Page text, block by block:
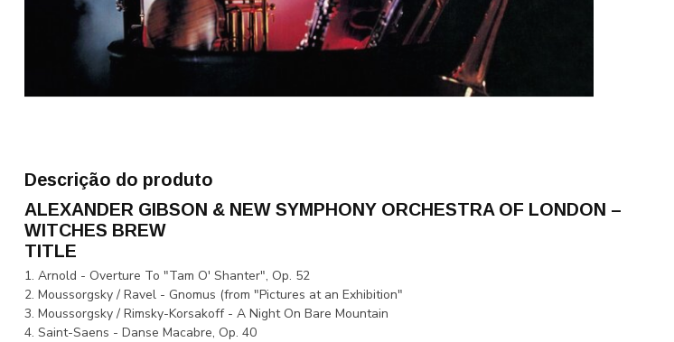
Descrição do produto
ALEXANDER GIBSON & NEW SYMPHONY ORCHESTRA OF LONDON –
WITCHES BREW
TITLE
1. Arnold - Overture To "Tam O' Shanter", Op. 52
2. Moussorgsky / Ravel - Gnomus (from "Pictures at an Exhibition"
3. Moussorgsky / Rimsky-Korsakoff - A Night On Bare Mountain
4. Saint-Saens - Danse Macabre, Op. 40